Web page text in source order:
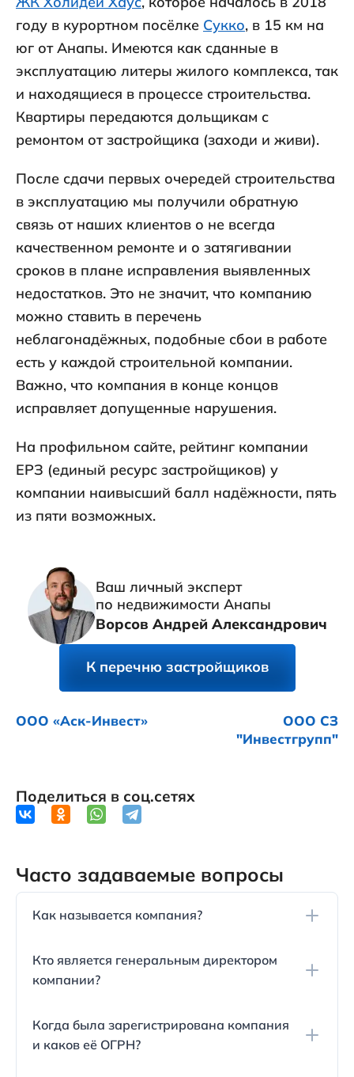
году в курортном посёлке Сукко, в 15 км на
юг от Анапы. Имеются как сданные в
эксплуатацию литеры жилого комплекса, так
и находящиеся в процессе строительства.
Квартиры передаются дольщикам с
ремонтом от застройщика (заходи и живи).
После сдачи первых очередей строительства
в эксплуатацию мы получили обратную
связь от наших клиентов о не всегда
качественном ремонте и о затягивании
сроков в плане исправления выявленных
недостатков. Это не значит, что компанию
можно ставить в перечень
неблагонадёжных, подобные сбои в работе
есть у каждой строительной компании.
Важно, что компания в конце концов
исправляет допущенные нарушения.
На профильном сайте, рейтинг компании
ЕРЗ (единый ресурс застройщиков) у
компании наивысший балл надёжности, пять
из пяти возможных.
Ваш личный эксперт
по недвижимости Анапы
Ворсов Андрей Александрович
К перечню застройщиков
ООО «Аск-Инвест»
ООО СЗ
"Инвестгрупп"
Поделиться в соц.сетях
Часто задаваемые вопросы
Как называется компания?
Ограниченной ответственностью
Специализированный застройщик Легис (ООО
Кто является генеральным директором
компании?
Щербакова Марина Викторовна.
Когда была зарегистрирована компания
и каков её ОГРН?